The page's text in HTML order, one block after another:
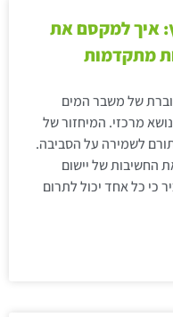
איך למקסם את
מתקדמות
של משבר המים
מרכזי. המיחזור של
לשמירה על הסביבה.
החשיבות של יישום
כי כל אחד יכול לתרום